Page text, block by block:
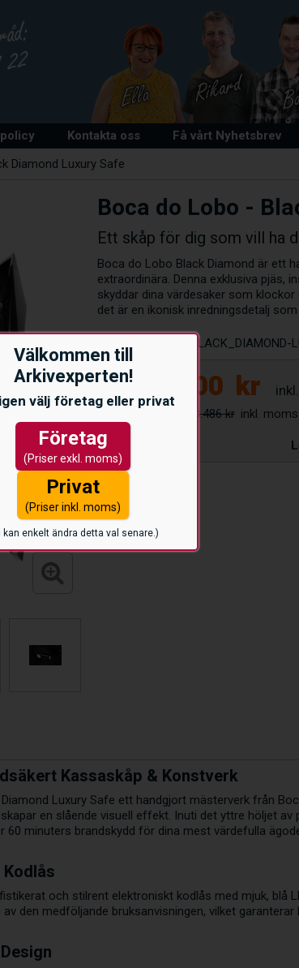
Välkommen till
Arkivexperten!
välj företag eller privat
Företag
(Priser exkl. moms)
Privat
(Priser inkl. moms)
kan enkelt ändra detta val senare.)
Kontakta oss Få vårt Nyhetsbrev
Diamond Luxury Safe
Boca do Lobo -
Ett skåp för dig som vill ha
Boca do Lobo Black Diamond är ett
extraordinära. Denna exklusiva pjäs,
skyddar dina värdesaker som
det är en ikonisk inredningsdetalj
BLACK_DIAMOND-
380.200 kr
488.486 kr
Kassaskåp & Konstverk
Luxury Safe ett handgjort mästerverk från
en slående visuell effekt. Inuti det yttre höljet av
minuters brandskydd för dina mest värdefulla
och stilrent elektroniskt kodlås med mjuk, blå
den medföljande bruksanvisningen, vilket